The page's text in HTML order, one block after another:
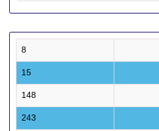
8
15
148
243